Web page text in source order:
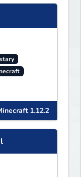
1.12.2